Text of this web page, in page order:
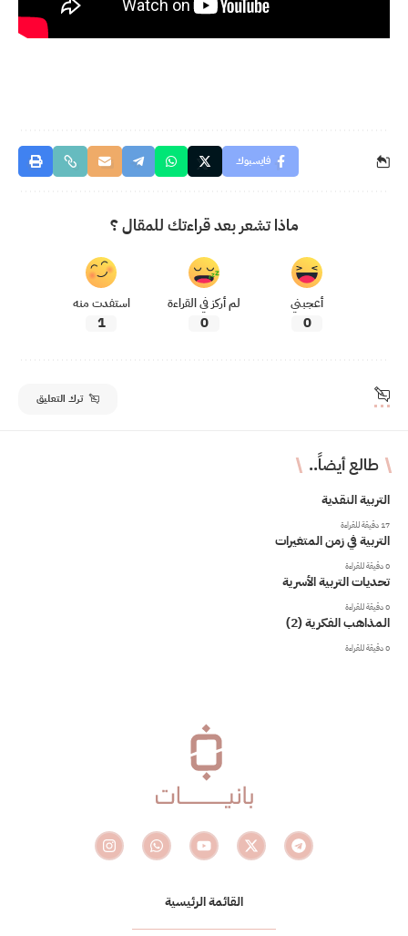
فايسبوك
ماذا تشعر بعد قراءتك للمقال ؟
أعجبني
0
لم أركز في القراءة
0
استفدت منه
1
ترك التعليق
طالع أيضاً..
التربية النقدية
17 دقيقة للقراءة
التربية في زمن المتغيرات
0 دقيقة للقراءة
تحديات التربية الأسرية
0 دقيقة للقراءة
المذاهب الفكرية (2)
0 دقيقة للقراءة
القائمة الرئيسية